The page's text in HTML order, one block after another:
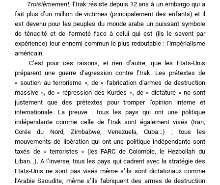
Troisièmement, l’Irak résiste depuis 12 ans à un embargo qui a
fait plus d’un million de victimes (principalement des enfants) et il
est devenu pour les peuples du monde arabe un puissant symbole
de ténacité et de fermeté face à celui qui est (ils le savent par
expérience) leur ennemi commun le plus redoutable : l’impérialisme
américain.
préparent une guerre d’agression contre l’Irak. Les prétextes de
« soutien au terrorisme », de « fabrication d’armes de destruction
massive », de « répression des Kurdes », de « dictature » ne sont
justement que des prétextes pour tromper l’opinion interne et
internationale. La preuve : tous les pays qui ont une politique
indépendante comme celle de l’Irak sont également visés (Iran,
Corée du Nord, Zimbabwe, Venezuela, Cuba…) ; tous les
mouvements de libération qui ont une politique indépendante sont
taxés de « terroristes » (les FARC de Colombie, le Hezbollah du
Liban…). A l’inverse, tous les pays qui cadrent avec la stratégie des
Etats-Unis ne sont pas visés même s’ils sont dictatoriaux comme
l’Arabie Saoudite, même s’ils fabriquent des armes de destruction